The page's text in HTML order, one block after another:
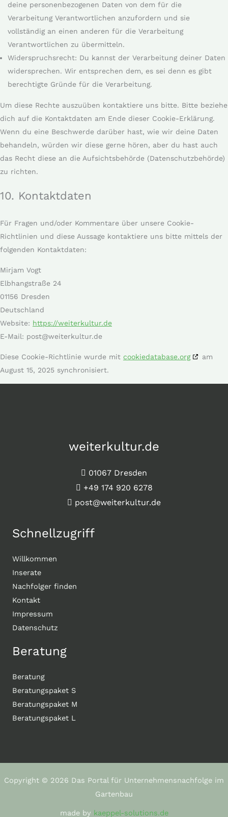
deine personenbezogenen Daten von dem für die
Verarbeitung Verantwortlichen anzufordern und sie
vollständig an einen anderen für die Verarbeitung
Verantwortlichen zu übermitteln.
Widerspruchsrecht: Du kannst der Verarbeitung deiner Daten
widersprechen. Wir entsprechen dem, es sei denn es gibt
berechtigte Gründe für die Verarbeitung.
Um diese Rechte auszuüben kontaktiere uns bitte. Bitte beziehe
dich auf die Kontaktdaten am Ende dieser Cookie-Erklärung.
Wenn du eine Beschwerde darüber hast, wie wir deine Daten
behandeln, würden wir diese gerne hören, aber du hast auch
das Recht diese an die Aufsichtsbehörde (Datenschutzbehörde)
zu richten.
10. Kontaktdaten
Für Fragen und/oder Kommentare über unsere Cookie-
Richtlinien und diese Aussage kontaktiere uns bitte mittels der
folgenden Kontaktdaten:
Mirjam Vogt
Elbhangstraße 24
01156 Dresden
Deutschland
Website: https://weiterkultur.de
E-Mail: post@weiterkultur.de
Diese Cookie-Richtlinie wurde mit cookiedatabase.org
am
August 15, 2025 synchronisiert.
weiterkultur.de
01067 Dresden
+49 174 920 6278
post@weiterkultur.de
Schnellzugriff
Willkommen
Inserate
Nachfolger finden
Kontakt
Impressum
Datenschutz
Beratung
Beratung
Beratungspaket S
Beratungspaket M
Beratungspaket L
Copyright © 2026 Das Portal für Unternehmensnachfolge im
Gartenbau
made by kaeppel-solutions.de